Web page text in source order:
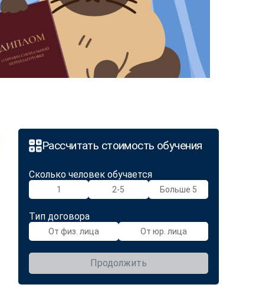
Рассчитать стоимость обучения
Сколько человек обучается
1 2-5 Больше 5
Тип договора
От физ. лица От юр. лица
Продолжить